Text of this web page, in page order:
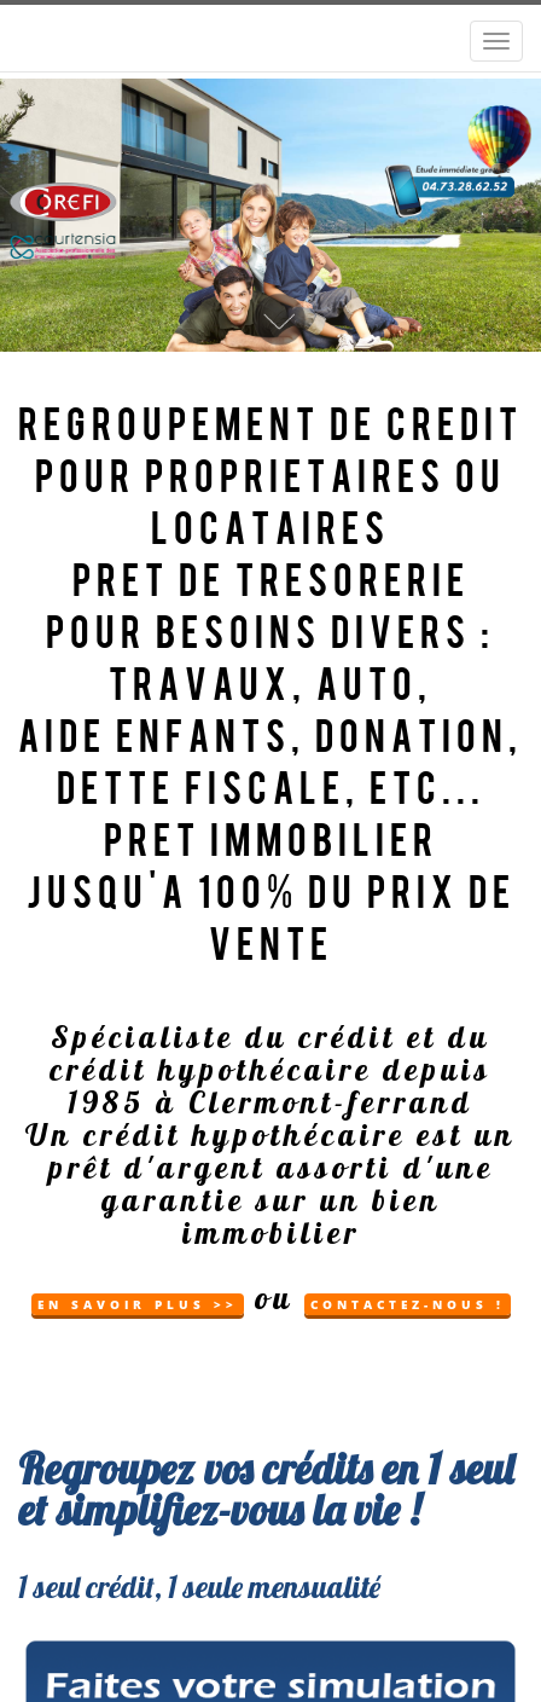
Regroupement de credit
pour proprietaires ou
locataires
pret de tresorerie
pour besoins divers :
travaux, auto,
aide enfants, donation,
dette fiscale, etc...
Pret immobilier
jusqu'a 100% du prix de
vente
Spécialiste du crédit et du
crédit hypothécaire depuis
1985 à Clermont-ferrand
Un crédit hypothécaire est un
prêt d'argent assorti d'une
garantie sur un bien
immobilier
EN SAVOIR PLUS >> ou CONTACTEZ-NOUS !
Regroupez vos crédits en 1 seul
et simplifiez-vous la vie !
1 seul crédit, 1 seule mensualité